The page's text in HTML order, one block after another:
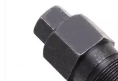
BRAIH
BRIDGESTONE